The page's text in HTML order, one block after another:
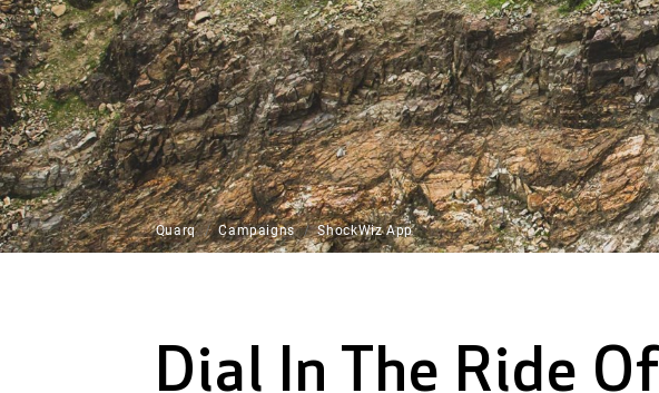
QUARQ HOME
Quarq Campaigns ShockWiz App
Dial In The Ride Of